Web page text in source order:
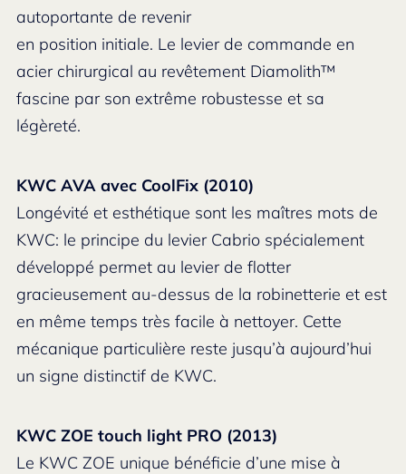
autoportante de revenir
en position initiale. Le levier de commande en
acier chirurgical au revêtement Diamolith™
fascine par son extrême robustesse et sa
légèreté.
KWC AVA avec CoolFix (2010)
Longévité et esthétique sont les maîtres mots de
KWC: le principe du levier Cabrio spécialement
développé permet au levier de flotter
gracieusement au-dessus de la robinetterie et est
en même temps très facile à nettoyer. Cette
mécanique particulière reste jusqu’à aujourd’hui
un signe distinctif de KWC.
KWC ZOE touch light PRO (2013)
Le KWC ZOE unique bénéficie d’une mise à